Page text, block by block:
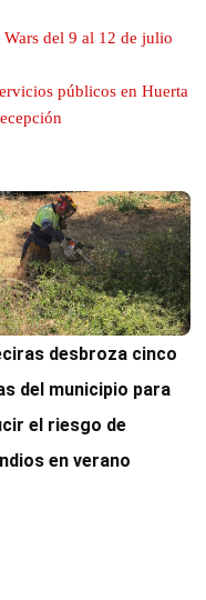
del 9 al 12 de julio
públicos en Huerta
desbroza cinco
del municipio para
el riesgo de
en verano